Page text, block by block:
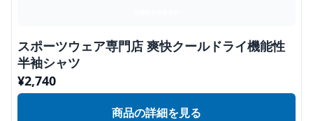
スポーツウェア専門店 爽快クールドライ機能性
半袖シャツ
¥2,740
商品の詳細を見る